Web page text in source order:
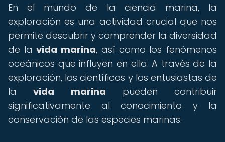
En el mundo de la ciencia marina, la
exploración es una actividad crucial que nos
permite descubrir y comprender la diversidad
de lavida marina, así como los fenómenos
oceánicos que influyen en ella. A través de la
exploración, los científicos y los entusiastas de
lavida marina pueden contribuir
significativamente al conocimiento y la
conservación de las especies marinas.